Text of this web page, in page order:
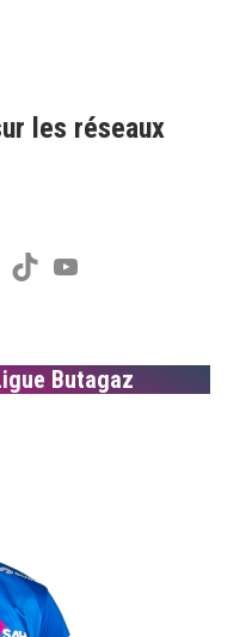
les réseaux
TikTokYouTube
Butagaz